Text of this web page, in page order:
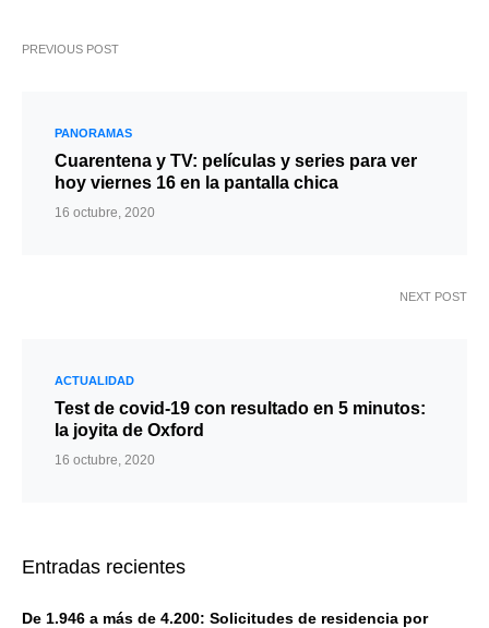
PREVIOUS POST
PANORAMAS
Cuarentena y TV: películas y series para ver
hoy viernes 16 en la pantalla chica
16 octubre, 2020
NEXT POST
ACTUALIDAD
Test de covid-19 con resultado en 5 minutos:
la joyita de Oxford
16 octubre, 2020
Entradas recientes
De 1.946 a más de 4.200: Solicitudes de residencia por